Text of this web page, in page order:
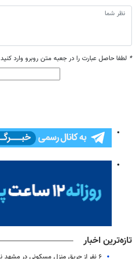
* لطفا حاصل عبارت را در جعبه متن روبرو وارد کنید
تازه‌ترین اخبار
۶ نفر از حریق منزل مسکونی در مشهد نجات یافتند